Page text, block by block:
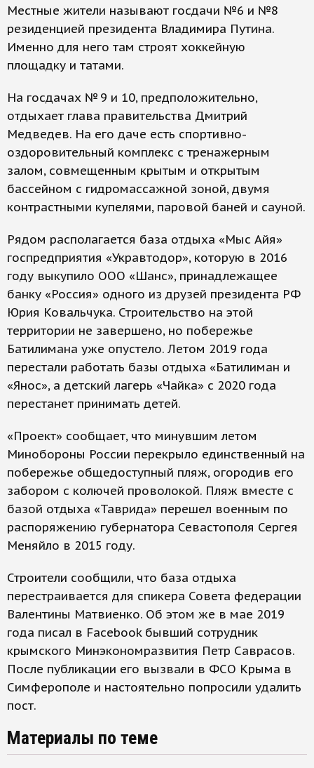
Местные жители называют госдачи №6 и №8
резиденцией президента Владимира Путина.
Именно для него там строят хоккейную
площадку и татами.
На госдачах № 9 и 10, предположительно,
отдыхает глава правительства Дмитрий
Медведев. На его даче есть спортивно-
оздоровительный комплекс с тренажерным
залом, совмещенным крытым и открытым
бассейном с гидромассажной зоной, двумя
контрастными купелями, паровой баней и сауной.
Рядом располагается база отдыха «Мыс Айя»
госпредприятия «Укравтодор», которую в 2016
году выкупило ООО «Шанс», принадлежащее
банку «Россия» одного из друзей президента РФ
Юрия Ковальчука. Строительство на этой
территории не завершено, но побережье
Батилимана уже опустело. Летом 2019 года
перестали работать базы отдыха «Батилиман и
«Янос», а детский лагерь «Чайка» с 2020 года
перестанет принимать детей.
«Проект» сообщает, что минувшим летом
Минобороны России перекрыло единственный на
побережье общедоступный пляж, огородив его
забором с колючей проволокой. Пляж вместе с
базой отдыха «Таврида» перешел военным по
распоряжению губернатора Севастополя Сергея
Меняйло в 2015 году.
Строители сообщили, что база отдыха
перестраивается для спикера Совета федерации
Валентины Матвиенко. Об этом же в мае 2019
года писал в Facebook бывший сотрудник
крымского Минэкономразвития Петр Саврасов.
После публикации его вызвали в ФСО Крыма в
Симферополе и настоятельно попросили удалить
пост.
Материалы по теме